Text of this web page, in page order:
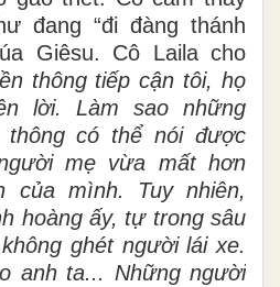
đang “đi đàng thánh
Giêsu. Cô Laila cho
thông tiếp cận tôi, họ
lời. Làm sao những
thông có thể nói được
mẹ vừa mất hơn
của mình. Tuy nhiên,
hoàng ấy, tự trong sâu
ghét người lái xe.
anh ta... Những người